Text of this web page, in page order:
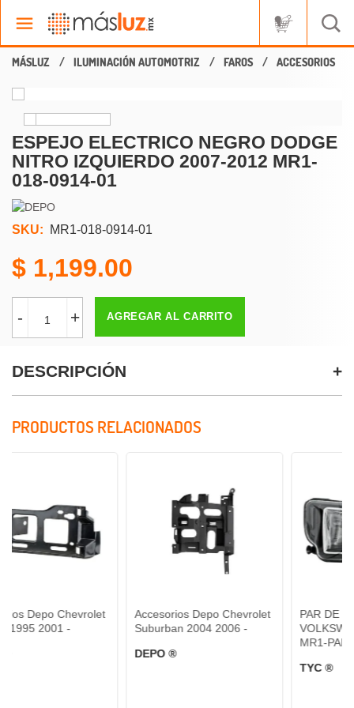
ILUMINACIÓN AUTOMOTRIZ FAROS ACCESORIOS
ESPEJO ELECTRICO NEGRO DODGE
NITRO IZQUIERDO 2007-2012 MR1-
018-0914-01
SKU: MR1-018-0914-01
1,199.00
- + AGREGAR AL CARRITO
DESCRIPCIÓN
PRODUCTOS RELACIONADOS
-
Accesorios Depo Chevrolet
Suburban 2004 2006 -
PAR DE FARO DE
VOLKSWAGEN GOL -
MR1-PAR-19-C241-